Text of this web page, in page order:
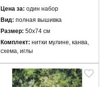
Цена за: один набор
Вид: полная вышивка
Размер: 50х74 см
Комплект: нитки мулине, канва,
схема, иглы